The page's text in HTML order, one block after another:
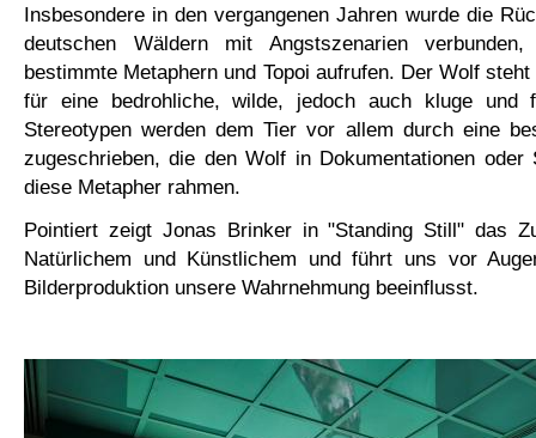
Insbesondere in den vergangenen Jahren wurde die
deutschen Wäldern mit Angstszenarien
bestimmte Metaphern und Topoi aufrufen. Der Wolf
für eine bedrohliche, wilde, jedoch auch kluge und
Stereotypen werden dem Tier vor allem durch eine
zugeschrieben, die den Wolf in Dokumentationen oder
diese Metapher rahmen.
Pointiert zeigt Jonas Brinker in "Standing Still" das
Natürlichem und Künstlichem und führt uns vor
Bilderproduktion unsere Wahrnehmung beeinflusst.